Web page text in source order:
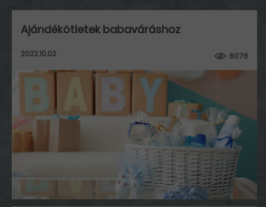
Ajándékötletek babaváráshoz
2022.10.02 6076